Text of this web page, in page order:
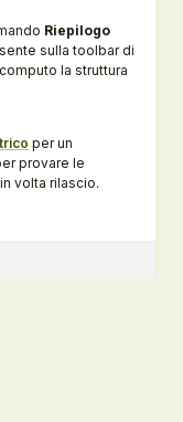
Riepilogo
sulla toolbar di
la struttura
per un
provare le
volta rilascio.